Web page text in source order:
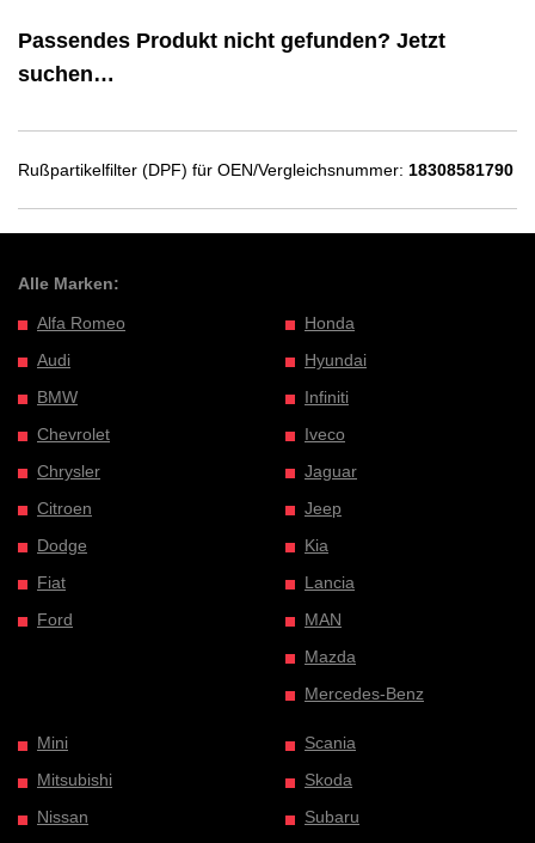
Passendes Produkt nicht gefunden? Jetzt
suchen…
Rußpartikelfilter (DPF) für OEN/Vergleichsnummer: 18308581790
Alle Marken:
Alfa Romeo
Audi
BMW
Chevrolet
Chrysler
Citroen
Dodge
Fiat
Ford
Honda
Hyundai
Infiniti
Iveco
Jaguar
Jeep
Kia
Lancia
MAN
Mazda
Mercedes-Benz
Mini
Mitsubishi
Nissan
Scania
Skoda
Subaru